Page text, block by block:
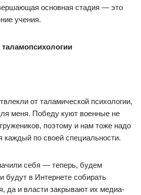
основная стадия — это
учения.
от таламической психологии,
меня. Победу куют военные не
поэтому и нам тоже надо
каждый по своей специальности.
себя — теперь, будем
будут в Интернете собирать
да и власти закрывают их медиа-